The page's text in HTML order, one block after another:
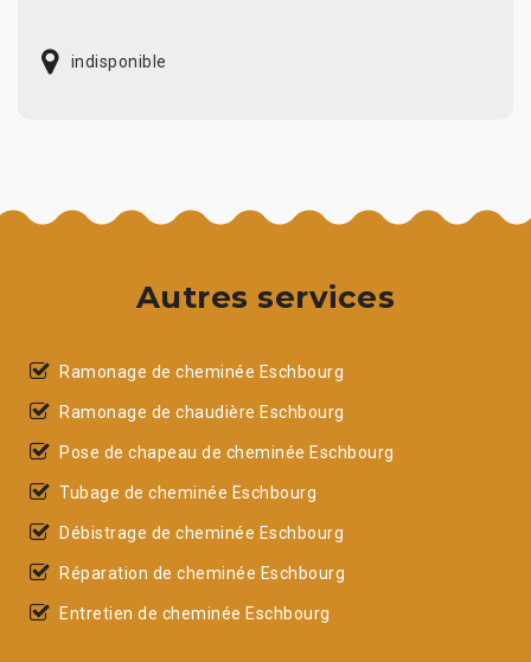
indisponible
Autres services
Ramonage de cheminée Eschbourg
Ramonage de chaudière Eschbourg
Pose de chapeau de cheminée Eschbourg
Tubage de cheminée Eschbourg
Débistrage de cheminée Eschbourg
Réparation de cheminée Eschbourg
Entretien de cheminée Eschbourg